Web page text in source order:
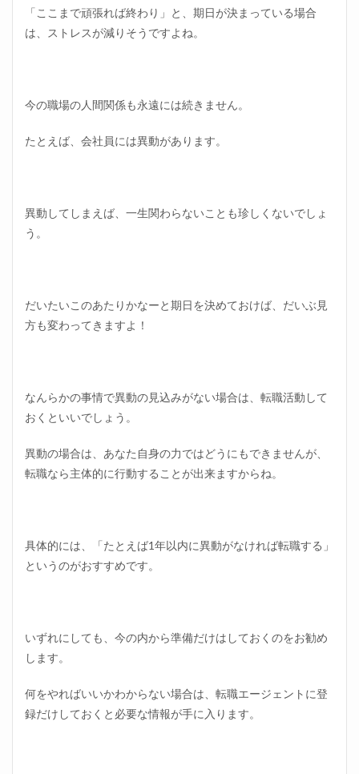
「ここまで頑張れば終わり」と、期日が決まっている場合
は、ストレスが減りそうですよね。
今の職場の人間関係も永遠には続きません。
たとえば、会社員には異動があります。
異動してしまえば、一生関わらないことも珍しくないでしょ
う。
だいたいこのあたりかなーと期日を決めておけば、だいぶ見
方も変わってきますよ！
なんらかの事情で異動の見込みがない場合は、転職活動して
おくといいでしょう。
異動の場合は、あなた自身の力ではどうにもできませんが、
転職なら主体的に行動することが出来ますからね。
具体的には、「たとえば1年以内に異動がなければ転職する」
というのがおすすめです。
いずれにしても、今の内から準備だけはしておくのをお勧め
します。
何をやればいいかわからない場合は、転職エージェントに登
録だけしておくと必要な情報が手に入ります。